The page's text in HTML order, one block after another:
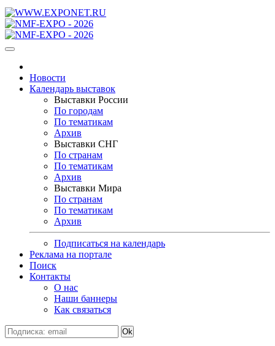
Новости
Календарь выставок
Выставки России
По городам
По тематикам
Архив
Выставки СНГ
По странам
По тематикам
Архив
Выставки Мира
По странам
По тематикам
Архив
Подписаться на календарь
Реклама на портале
Поиск
Контакты
О нас
Наши баннеры
Как связаться